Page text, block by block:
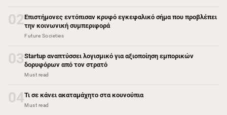
02Επιστήμονες εντόπισαν κρυφό εγκεφαλικό σήμα που προβλέπει
την κοινωνική συμπεριφορά
Future Societies
03Startup αναπτύσσει λογισμικό για αξιοποίηση εμπορικών
δορυφόρων από τον στρατό
Must read
04Τι σε κάνει ακαταμάχητο στα κουνούπια
Must read